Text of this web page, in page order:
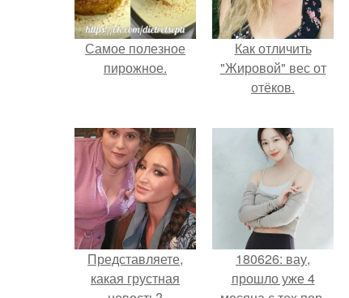
Самое полезное
пирожное.
Как отличить
"Жировой" вес от
отёков.
Представляете,
какая грустная
180626: вау,
прошло уже 4